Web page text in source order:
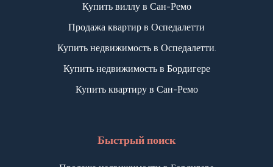
Купить виллу в Сан-Ремо
Продажа квартир в Оспедалетти
Купить недвижимость в Оспедалетти.
Купить недвижимость в Бордигере
Купить квартиру в Сан-Ремо
Быстрый поиск